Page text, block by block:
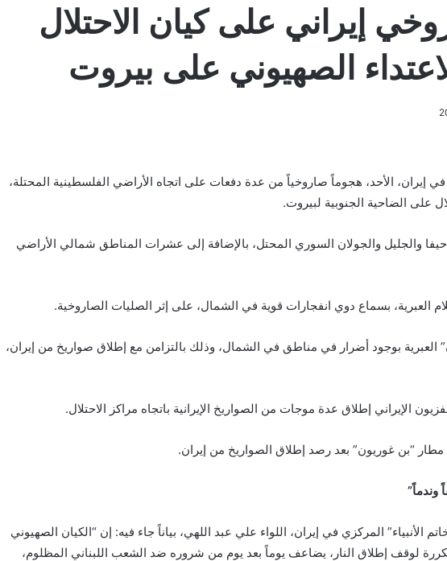
إيراني على كيان الاحتلال
الصهيوني على بيروت
إيران، الأحد، هجوماً صاروخياً من عدة دفعات على اتجاه الأراضي الفلسطينية المحتلة،
على الضاحية الجنوبية لبيروت.
والجليل والجولان السوري المحتل، بالإضافة إلى عشرات المناطق شمالي الأراضي
العبرية، بسماع دوي انفجارات قوية في الشمال، على إثر الصليات الصاروخية.
العبرية بوجود أضرار في مناطق في الشمال، وذلك بالتزامن مع إطلاق صواريخ من إيران،
الإيراني إطلاق عدة موجات من الصواريخ الإيرانية باتجاه مراكز الاحتلال.
“بن غوريون” بعد رصد إطلاق الصواريخ من إيران.
الأنبياء” المركزي في إيران، اللواء علي عبد اللهي، بياناً جاء فيه: إن “الكيان الصهيوني
لوقف إطلاق النار، يضاعف يوماً بعد يوم من شروره ضد الشعب اللبناني المظلوم،